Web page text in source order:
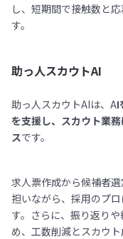
し、短期間で接触数と
す。
助っ人スカウトAI
助っ人スカウトAIは、AI
を支援し、スカウト業
スです。
求人票作成から候補者
担いながら、採用のプ
す。さらに、振り返り
め、工数削減とスカウ